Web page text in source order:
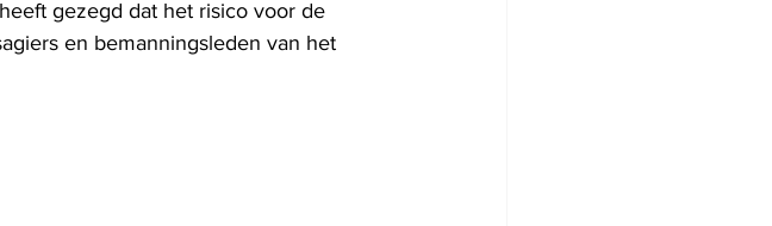
gezegd dat het risico voor de
en bemanningsleden van het